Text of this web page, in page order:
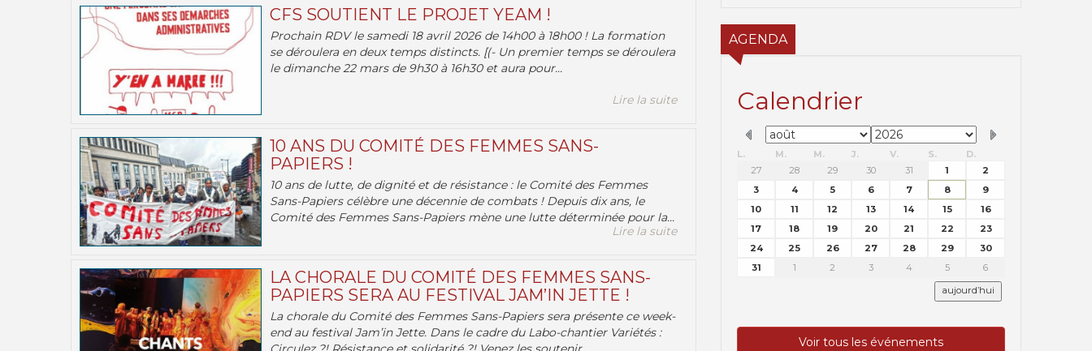
CFS SOUTIENT LE PROJET YEAM !
Prochain RDV le samedi 18 avril 2026 de 14h00 à 18h00 ! La formation
se déroulera en deux temps distincts. [(- Un premier temps se déroulera
le dimanche 22 mars de 9h30 à 16h30 et aura pour...
Lire la suite
10 ANS DU COMITÉ DES FEMMES SANS-
PAPIERS !
10 ans de lutte, de dignité et de résistance : le Comité des Femmes
Sans-Papiers célèbre une décennie de combats ! Depuis dix ans, le
Comité des Femmes Sans-Papiers mène une lutte déterminée pour la...
Lire la suite
LA CHORALE DU COMITÉ DES FEMMES SANS-
PAPIERS SERA AU FESTIVAL JAM’IN JETTE !
La chorale du Comité des Femmes Sans-Papiers sera présente ce week-
end au festival Jam’in Jette. Dans le cadre du Labo-chantier Variétés :
AGENDA
Calendrier
L. M. M. J. V. S.
D.
27
28 29 30 31 1
2
3
4 5 6 7 8
9
10
11 12 13 14 15
16
17
18 19 20 21 22
23
24
25 26 27 28 29
30
31
1 2 3 4 5 6
aujourd’hui
Voir tous les événements